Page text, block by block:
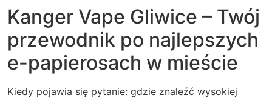
Kanger Vape Gliwice – Twój
przewodnik po najlepszych
e-papierosach w mieście
Kiedy pojawia się pytanie: gdzie znaleźć wysokiej